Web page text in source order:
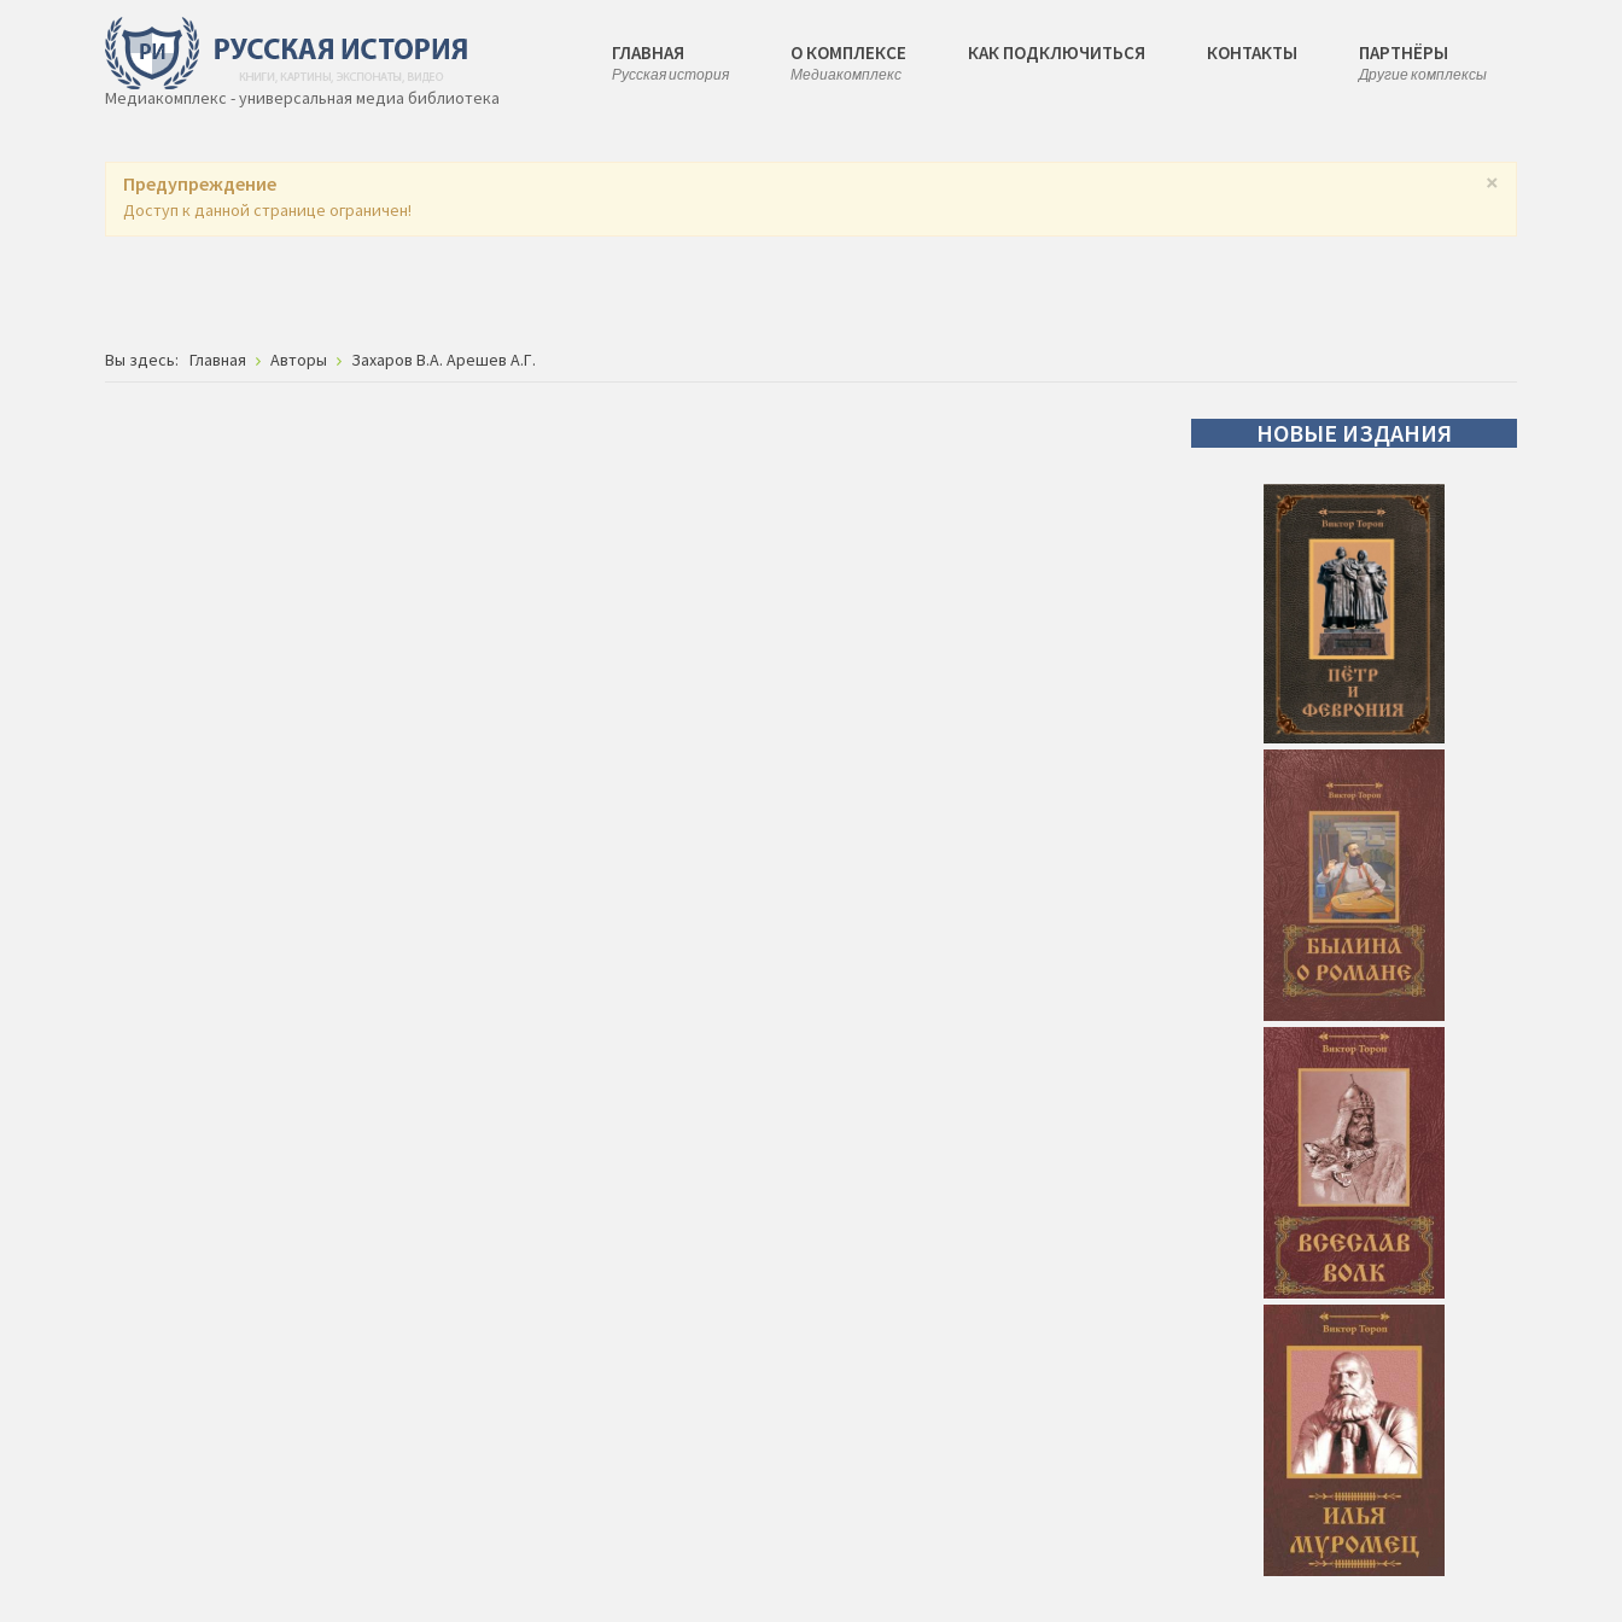
Медиакомплекс - универсальная медиа библиотека
ГЛАВНАЯ
Русская история
О КОМПЛЕКСЕ
Медиакомплекс
КАК ПОДКЛЮЧИТЬСЯ КОНТАКТЫ ПАРТНЁРЫ
Другие комплексы
×
Предупреждение
Доступ к данной странице ограничен!
Вы здесь: Главная Авторы Захаров В.А. Арешев А.Г.
НОВЫЕ ИЗДАНИЯ